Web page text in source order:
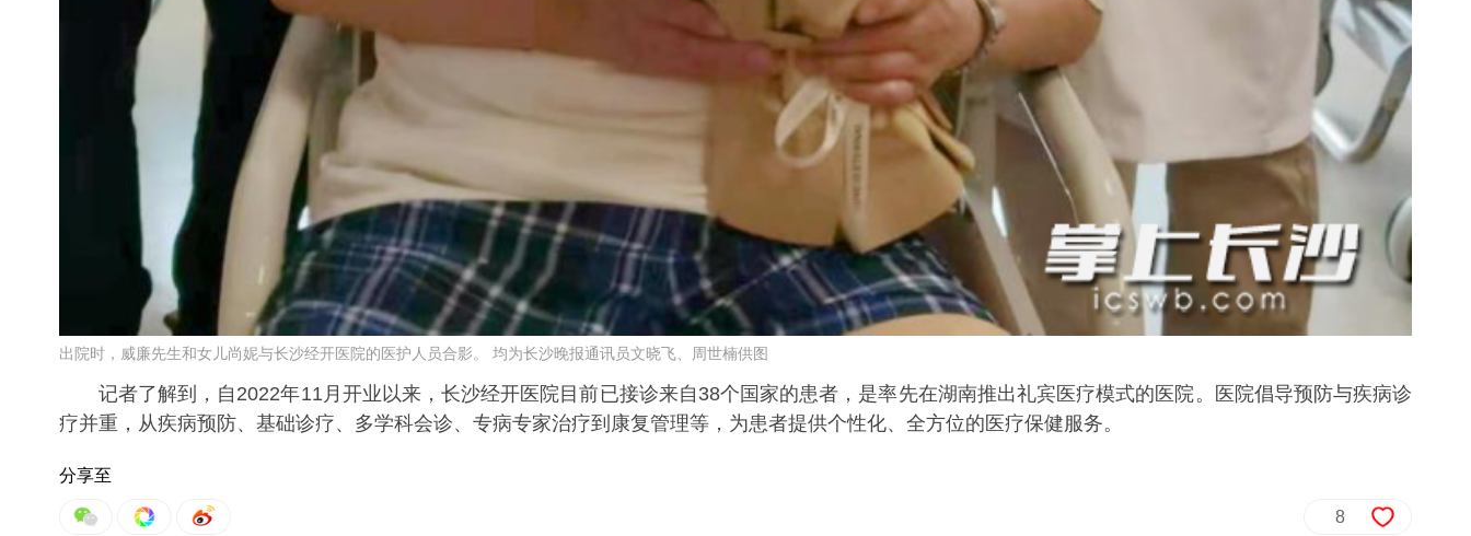
出院时，威廉先生和女儿尚妮与长沙经开医院的医护人员合影。 均为长沙晚报通讯员文晓飞、周世楠供图
记者了解到，自2022年11月开业以来，长沙经开医院目前已接诊来自38个国家的患者，是率先在湖南推出礼宾医疗模式的医院。医院倡导预防与疾病诊
疗并重，从疾病预防、基础诊疗、多学科会诊、专病专家治疗到康复管理等，为患者提供个性化、全方位的医疗保健服务。
分享至
8